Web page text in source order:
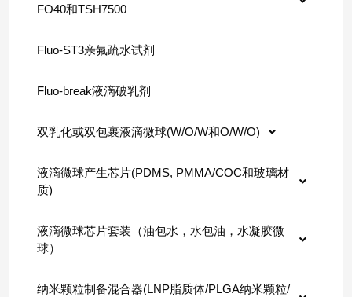
FO40和TSH7500
Fluo-ST3亲氟疏水试剂
Fluo-break液滴破乳剂
双乳化或双包裹液滴微球(W/O/W和O/W/O)
液滴微球产生芯片(PDMS, PMMA/COC和玻璃材
质)
液滴微球芯片套装（油包水，水包油，水凝胶微
球）
纳米颗粒制备混合器(LNP脂质体/PLGA纳米颗粒/